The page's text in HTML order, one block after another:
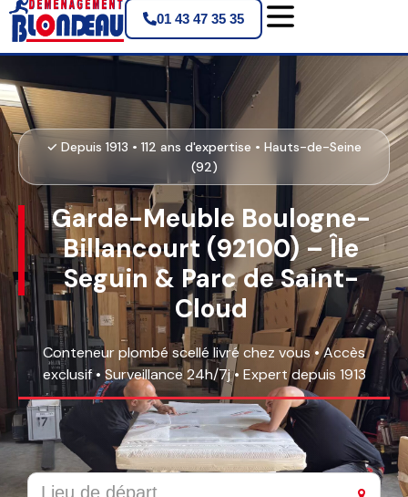
01 43 47 35 35
✓ Depuis 1913 • 112 ans d'expertise • Hauts-de-Seine
(92)
Garde-Meuble Boulogne-
Billancourt (92100) – Île
Seguin & Parc de Saint-
Cloud
Conteneur plombé scellé livré chez vous • Accès
exclusif • Surveillance 24h/7j • Expert depuis 1913